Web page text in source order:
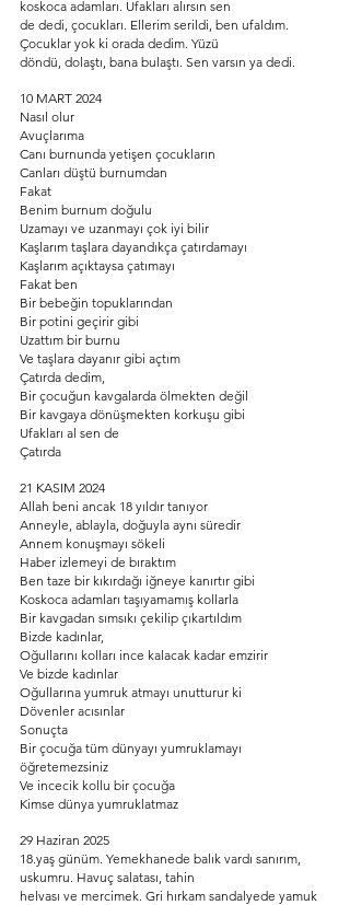
koskoca adamları. Ufakları alırsın sen
de dedi, çocukları. Ellerim serildi, ben ufaldım.
Çocuklar yok ki orada dedim. Yüzü
döndü, dolaştı, bana bulaştı. Sen varsın ya dedi.
10 MART 2024
Nasıl olur
Avuçlarıma
Canı burnunda yetişen çocukların
Canları düştü burnumdan
Fakat
Benim burnum doğulu
Uzamayı ve uzanmayı çok iyi bilir
Kaşlarım taşlara dayandıkça çatırdamayı
Kaşlarım açıktaysa çatımayı
Fakat ben
Bir bebeğin topuklarından
Bir potini geçirir gibi
Uzattım bir burnu
Ve taşlara dayanır gibi açtım
Çatırda dedim,
Bir çocuğun kavgalarda ölmekten değil
Bir kavgaya dönüşmekten korkuşu gibi
Ufakları al sen de
Çatırda
21 KASIM 2024
Allah beni ancak 18 yıldır tanıyor
Anneyle, ablayla, doğuyla aynı süredir
Annem konuşmayı sökeli
Haber izlemeyi de bıraktım
Ben taze bir kıkırdağı iğneye kanırtır gibi
Koskoca adamları taşıyamamış kollarla
Bir kavgadan sımsıkı çekilip çıkartıldım
Bizde kadınlar,
Oğullarını kolları ince kalacak kadar emzirir
Ve bizde kadınlar
Oğullarına yumruk atmayı unutturur ki
Dövenler acısınlar
Sonuçta
Bir çocuğa tüm dünyayı yumruklamayı
öğretemezsiniz
Ve incecik kollu bir çocuğa
Kimse dünya yumruklatmaz
29 Haziran 2025
18.yaş günüm. Yemekhanede balık vardı sanırım,
uskumru. Havuç salatası, tahin
helvası ve mercimek. Gri hırkam sandalyede yamuk